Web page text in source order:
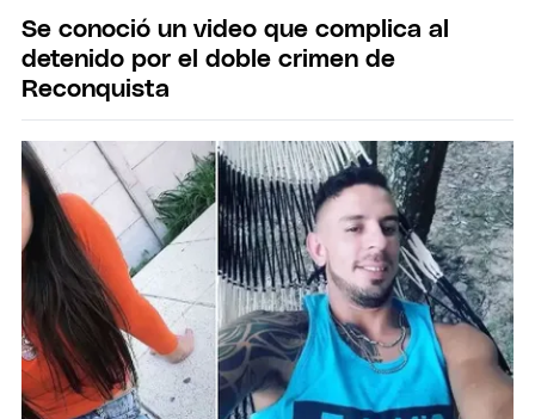
Se conoció un video que complica al
detenido por el doble crimen de
Reconquista